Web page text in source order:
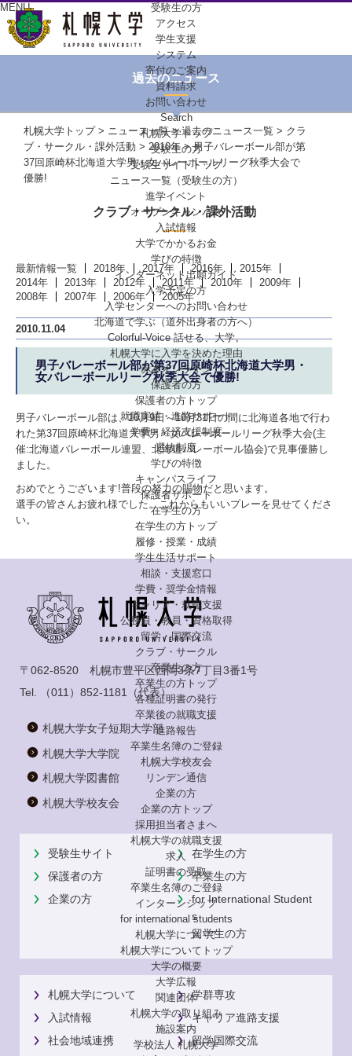
MENU
受験生の方
アクセス
学生支援
システム
寄付のご案内
資料請求
お問い合わせ
Search
札幌大学トップ
受験生の方
受験生サイトトップ
ニュース一覧（受験生の方）
進学イベント
オープンキャンパス
入試情報
大学でかかるお金
学びの特徴
インターネット出願ガイド
入学予定の方
入学センターへのお問い合わせ
北海道で学ぶ（道外出身者の方へ）
Colorful-Voice話せる、大学。
札幌大学に入学を決めた理由
赤本オンライン
保護者の方
保護者の方トップ
就職実績・進路サポート
学費・経済支援制度
選抜制度
学びの特徴
キャンパスライフ
保護者サポート
在学生の方
在学生の方トップ
履修・授業・成績
学生生活サポート
相談・支援窓口
学費・奨学金情報
キャリア・就職支援
公務員・教員・資格取得
留学・国際交流
クラブ・サークル
卒業生の方
卒業生の方トップ
各種証明書の発行
卒業後の就職支援
進路報告
卒業生名簿のご登録
札幌大学校友会
リンデン通信
企業の方
企業の方トップ
採用担当者さまへ
札幌大学の就職支援
求人
証明書の受取
卒業生名簿のご登録
インターンシップ
for internationalstudents
札幌大学について
札幌大学についてトップ
大学の概要
大学広報
関連団体
札幌大学の取り組み
施設案内
学校法人 札幌大学
過去のニュース
札幌大学トップ> ニュース一覧>過去のニュース一覧 > クラ
ブ・サークル・課外活動 > 2010年> 男子バレーボール部が第
37回原崎杯北海道大学男・女バレーボールリーグ秋季大会で
優勝!
クラブ・サークル・課外活動
最新情報一覧 2018年 2017年 2016年
2015年
2014年
2013年 2012年 2011年 2010年
2009年
2008年
2007年 2006年 2005年
2010.11.04
男子バレーボール部が第37回原崎杯北海道大学男・
女バレーボールリーグ秋季大会で優勝!
男子バレーボール部は、10月9日～10月31日の間に北海道各地で行わ
れた第37回原崎杯北海道大学男・女バレーボールリーグ秋季大会(主
催:北海道バレーボール連盟、北海道バレーボール協会)で見事優勝し
ました。
おめでとうございます!普段の努力の賜物だと思います。
選手の皆さんお疲れ様でした。これからもいいプレーを見せてくださ
い。
〒062-8520 札幌市豊平区西岡3条7丁目3番1号
Tel.
（011）852-1181 （代表）
札幌大学女子短期大学部
札幌大学大学院
札幌大学図書館
札幌大学校友会
受験生サイト
在学生の方
保護者の方
卒業生の方
企業の方
for International Student
s
留学生の方
札幌大学について
学群専攻
入試情報
キャリア進路支援
社会地域連携
留学国際交流